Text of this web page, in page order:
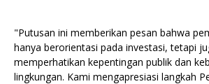
"Putusan ini memberikan pesan bahwa
hanya berorientasi pada investasi, tetapi
memperhatikan kepentingan publik dan
lingkungan. Kami mengapresiasi langkah